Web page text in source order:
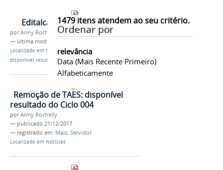
1479itens atendem ao seu critério.
Ordenar por
relevância
Data (mais Recente Primeiro)
Alfabeticamente
Editalcadastroreservatcnicon68.pdf
porAnny Rochelly
— última modificação
Localizado em Notícias /Remoção de TAES:
disponível resultado do Ciclo 004
Remoção de TAES: disponível
resultado do Ciclo 004
porAnny Rochelly
— publicado 21/12/2017
— registrado em: Mais, Servidor
Localizado em Notícias